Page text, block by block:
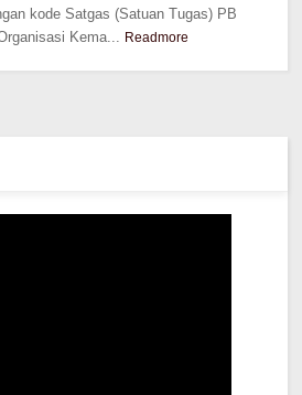
kode Satgas (Satuan Tugas) PB
Kema... Readmore